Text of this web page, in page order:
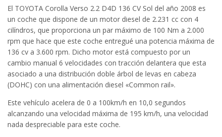
El TOYOTA Corolla Verso 2.2 D4D 136 CV Sol del año 2008 es
un coche que dispone de un motor diesel de 2.231 cc con 4
cilíndros, que proporciona un par máximo de 100 Nm a 2.000
rpm que hace que este coche entregué una potencia máxima de
136 cv a 3.600 rpm. Dicho motor está compuesto por un
cambio manual 6 velocidades con tracción delantera que esta
asociado a una distribución doble árbol de levas en cabeza
(DOHC) con una alimentación diesel «Common rail».
Este vehículo acelera de 0 a 100km/h en 10,0 segundos
alcanzando una velocidad máxima de 195 km/h, una velocidad
nada despreciable para este coche.